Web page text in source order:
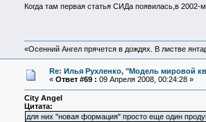
Когда там первая статья СИДа появилась,в
«Осенний Ангел прячется в дождях. В листве
Re: Илья Рухленко, "Модель мировой
« Ответ #69 : 09 Апреля 2008, 00:24:28 »
City Angel
Цитата:
для них "новая формация" просто еще один